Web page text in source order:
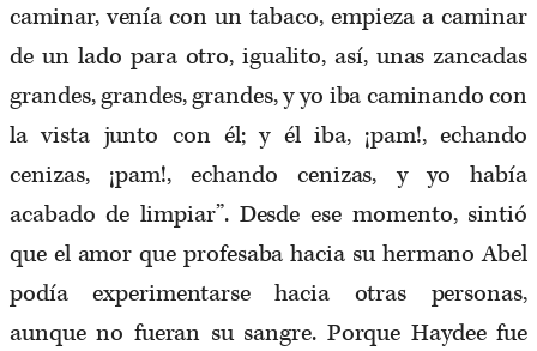
caminar, venía con un tabaco, empieza a caminar
de un lado para otro, igualito, así, unas zancadas
grandes, grandes, grandes, y yo iba caminando con
la vista junto con él; y él iba, ¡pam!, echando
cenizas, ¡pam!, echando cenizas, y yo había
acabado de limpiar”. Desde ese momento, sintió
que el amor que profesaba hacia su hermano Abel
podía experimentarse hacia otras personas,
aunque no fueran su sangre. Porque Haydee fue